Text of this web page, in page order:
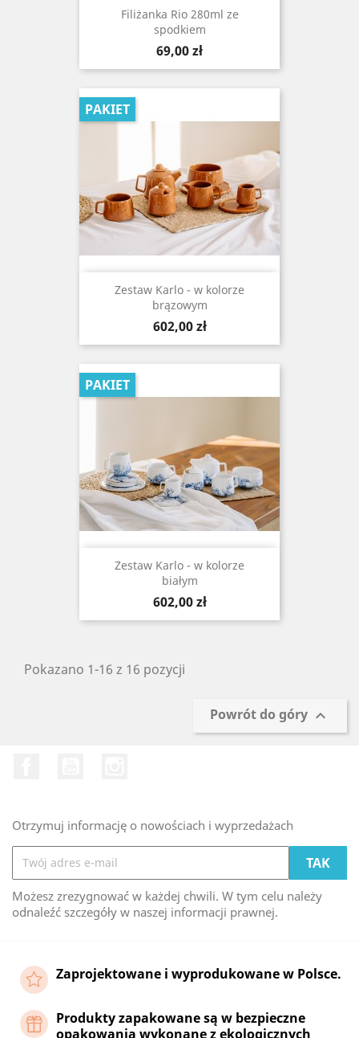
Filiżanka Rio 280ml ze
spodkiem
Cena
69,00 zł
Zestaw Karlo - w kolorze
brązowym
Cena
602,00 zł
PAKIET
Zestaw Karlo - w kolorze
białym
Cena
602,00 zł
PAKIET
Pokazano 1-16 z 16 pozycji
Powrót do góry 
Otrzymuj informację o nowościach i wyprzedażach
Możesz zrezygnować w każdej chwili. W tym celu należy
odnaleźć szczegóły w naszej informacji prawnej.
Zaprojektowane i wyprodukowane w Polsce.
Produkty zapakowane są w bezpieczne
opakowania wykonane z ekologicznych